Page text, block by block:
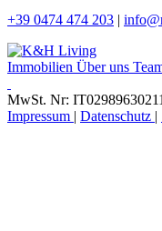
+39 0474 474 203 | info@
Immobilien Über uns
MwSt. Nr: IT02989630211
Impressum | Datenschutz |